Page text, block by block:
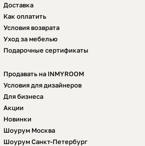
Доставка
Как оплатить
Условия возврата
Уход за мебелью
Подарочные сертификаты
Продавать на INMYROOM
Условия для дизайнеров
Для бизнеса
Акции
Новинки
Шоурум Москва
Шоурум Санкт-Петербург